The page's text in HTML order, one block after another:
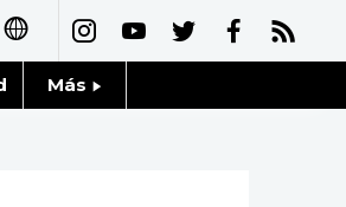
日本語Más